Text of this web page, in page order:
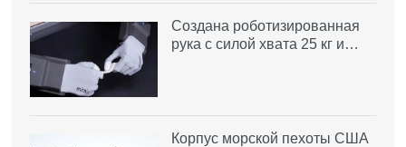
Создана роботизированная
рука с силой хвата 25 кг и…
Корпус морской пехоты США